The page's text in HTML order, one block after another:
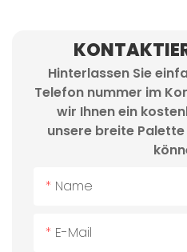
Hinterlassen Sie
Telefon nummer im
wir Ihnen ein
unsere breite
Name
E-Mail